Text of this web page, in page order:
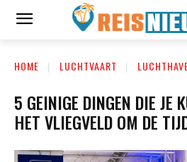
HOME LUCHTVAART
5 GEINIGE DINGEN DIE JE
HET VLIEGVELD OM DE